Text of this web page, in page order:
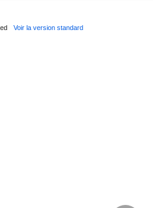
Voir la version standard